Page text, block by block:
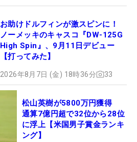
お助けドルフィンが激スピンに！
ノーメッキのキャスコ『DW-125G
High Spin』、9月11日デビュー
【打ってみた】
2026年8月7日 (金) 18時36分 33
松山英樹が5800万円獲得
通算7億円超で32位から28位
に浮上【米国男子賞金ランキ
ング】